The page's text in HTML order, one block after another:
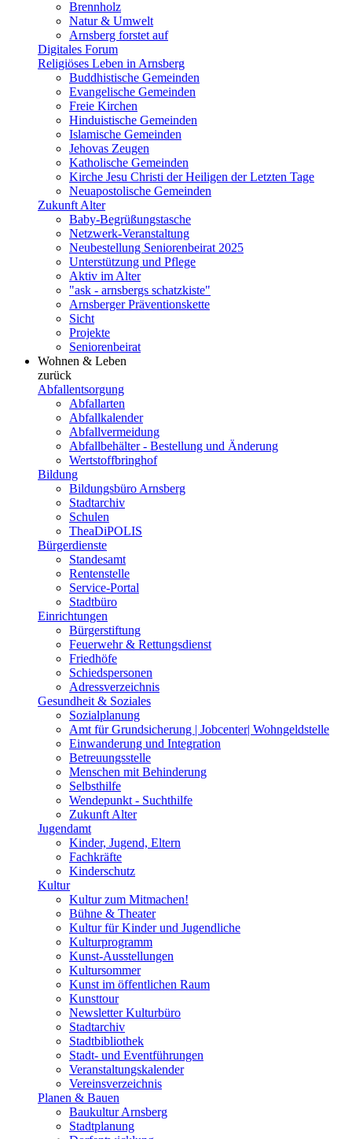
Brennholz
Natur & Umwelt
Arnsberg forstet auf
Digitales Forum
Religiöses Leben in Arnsberg
Buddhistische Gemeinden
Evangelische Gemeinden
Freie Kirchen
Hinduistische Gemeinden
Islamische Gemeinden
Jehovas Zeugen
Katholische Gemeinden
Kirche Jesu Christi der Heiligen der Letzten Tage
Neuapostolische Gemeinden
Zukunft Alter
Baby-Begrüßungstasche
Netzwerk-Veranstaltung
Neubestellung Seniorenbeirat 2025
Unterstützung und Pflege
Aktiv im Alter
"ask - arnsbergs schatzkiste"
Arnsberger Präventionskette
Sicht
Projekte
Seniorenbeirat
Wohnen & Leben
zurück
Abfallentsorgung
Abfallarten
Abfallkalender
Abfallvermeidung
Abfallbehälter - Bestellung und Änderung
Wertstoffbringhof
Bildung
Bildungsbüro Arnsberg
Stadtarchiv
Schulen
TheaDiPOLIS
Bürgerdienste
Standesamt
Rentenstelle
Service-Portal
Stadtbüro
Einrichtungen
Bürgerstiftung
Feuerwehr & Rettungsdienst
Friedhöfe
Schiedspersonen
Adressverzeichnis
Gesundheit & Soziales
Sozialplanung
Amt für Grundsicherung | Jobcenter| Wohngeldstelle
Einwanderung und Integration
Betreuungsstelle
Menschen mit Behinderung
Selbsthilfe
Wendepunkt - Suchthilfe
Zukunft Alter
Jugendamt
Kinder, Jugend, Eltern
Fachkräfte
Kinderschutz
Kultur
Kultur zum Mitmachen!
Bühne & Theater
Kultur für Kinder und Jugendliche
Kulturprogramm
Kunst-Ausstellungen
Kultursommer
Kunst im öffentlichen Raum
Kunsttour
Newsletter Kulturbüro
Stadtarchiv
Stadtbibliothek
Stadt- und Eventführungen
Veranstaltungskalender
Vereinsverzeichnis
Planen & Bauen
Baukultur Arnsberg
Stadtplanung